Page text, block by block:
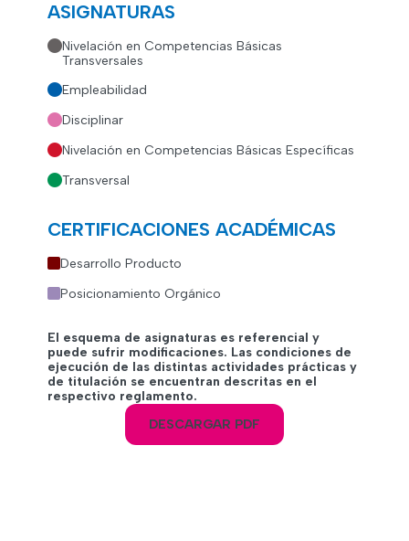
ASIGNATURAS
Nivelación en Competencias Básicas
Transversales
Empleabilidad
Disciplinar
Nivelación en Competencias Básicas Específicas
Transversal
CERTIFICACIONES ACADÉMICAS
Desarrollo Producto
Posicionamiento Orgánico
El esquema de asignaturas es referencial y
puede sufrir modificaciones. Las condiciones de
ejecución de las distintas actividades prácticas y
de titulación se encuentran descritas en el
respectivo reglamento.
DESCARGAR PDF